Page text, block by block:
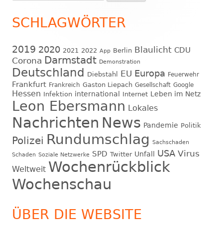
Seitenleiste
nach:
SCHLAGWÖRTER
2019 2020 2021 2022 App Berlin Blaulicht CDU
Corona Darmstadt Demonstration
Deutschland Diebstahl EU Europa Feuerwehr
Frankfurt Frankreich Gaston Liepach Gesellschaft Google
Hessen Infektion international Internet Leben im Netz
Leon Ebersmann Lokales
Nachrichten News Pandemie Politik
Polizei Rundumschlag Sachschaden
Schaden Soziale Netzwerke SPD Twitter Unfall USA Virus
Weltweit Wochenrückblick
Wochenschau
ÜBER DIE WEBSITE